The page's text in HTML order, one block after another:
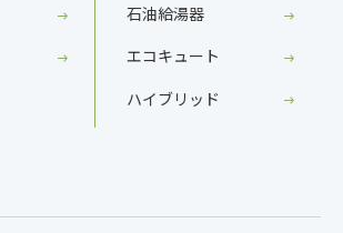
石油給湯器
エコキュート
ハイブリッド